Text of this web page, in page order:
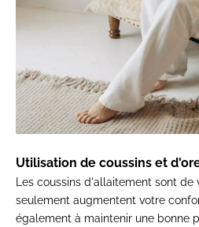
Utilisation de coussins et
Les coussins d'allaitement sont
seulement augmentent votre
également à maintenir une bonne